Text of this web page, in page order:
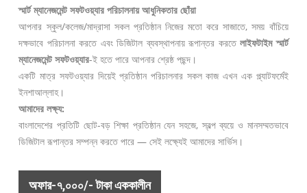
স্মার্ট ম্যানেজমেন্ট সফটওয়্যার পরিচালনায় আধুনিকতার ছোঁয়া
আপনার স্কুল/কলেজ/মাদ্রাসা সকল প্রতিষ্ঠান নিজের মতো করে সাজাতে, সময় বাঁচিয়ে
দক্ষভাবে পরিচালনা করতে এবং ডিজিটাল ব্যবস্থাপনায় রূপান্তর করতেলাইফটাইম স্মার্ট
ম্যানেজমেন্ট সফটওয়্যার-ই হতে পারে আপনার শ্রেষ্ঠ পছন্দ।
একটি মাত্র সফটওয়্যার দিয়েই প্রতিষ্ঠান পরিচালনার সকল কাজ এখন এক প্ল্যাটফর্মেই
ইনশাআল্লাহ।
আমাদের লক্ষ্য:
বাংলাদেশের প্রতিটি ছোট-বড় শিক্ষা প্রতিষ্ঠান যেন সহজে, স্বল্প ব্যয়ে ও মানসম্মতভাবে
ডিজিটাল রূপান্তর সম্পন্ন করতে পারে — সেই লক্ষ্যেই আমাদের সার্ভিস।
অফার-৭,০০০/- টাকা এককালীন